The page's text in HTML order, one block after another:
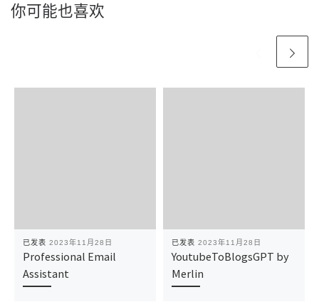
你可能也喜欢
已发表 2023年11月28日
Professional Email
Assistant
已发表 2023年11月28日
YoutubeToBlogsGPT by
Merlin